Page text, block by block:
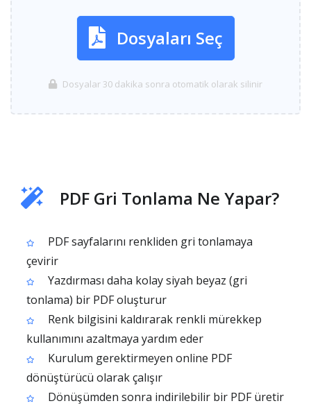
Dosyaları Seç
Dosyalar 30 dakika sonra otomatik olarak silinir
PDF Gri Tonlama Ne Yapar?
PDF sayfalarını renkliden gri tonlamaya
çevirir
Yazdırması daha kolay siyah beyaz (gri
tonlama) bir PDF oluşturur
Renk bilgisini kaldırarak renkli mürekkep
kullanımını azaltmaya yardım eder
Kurulum gerektirmeyen online PDF
dönüştürücü olarak çalışır
Dönüşümden sonra indirilebilir bir PDF üretir